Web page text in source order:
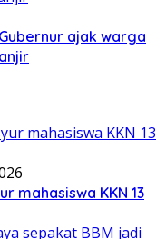
ajak warga
mahasiswa KKN 13